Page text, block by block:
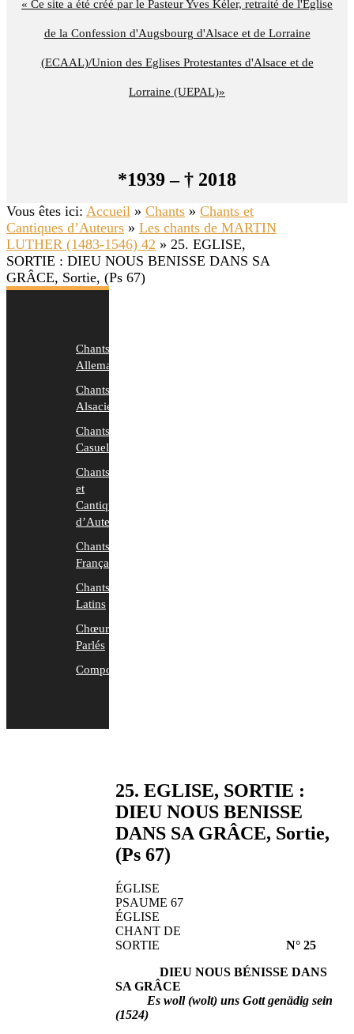
« Ce site a été créé par le Pasteur Yves Kéler, retraité de l'Eglise
de la Confession d'Augsbourg d'Alsace et de Lorraine
(ECAAL)/Union des Eglises Protestantes d'Alsace et de
Lorraine (UEPAL)»
*1939 – † 2018
25. EGLISE, SORTIE :
DIEU NOUS BENISSE
DANS SA GRÂCE, Sortie,
(Ps 67)
ÉGLISE
PSAUME 67
ÉGLISE
CHANT DE
SORTIEN° 25
DIEU NOUS BÉNISSE DANS
SA GRÂCE
Es woll (wolt) uns Gott genädig sein
(1524)
Vous êtes ici: Accueil » Chants » Chants et
Cantiques d’Auteurs » Les chants de MARTIN
LUTHER (1483-1546) 42 » 25. EGLISE,
SORTIE : DIEU NOUS BENISSE DANS SA
GRÂCE, Sortie, (Ps 67)
Chants
Allemands
Chants
Alsaciens
Chants
Casuels
Chants
et
Cantiques
d’Auteurs
Chants
Français
Chants
Latins
Chœurs
Parlés
Compositions